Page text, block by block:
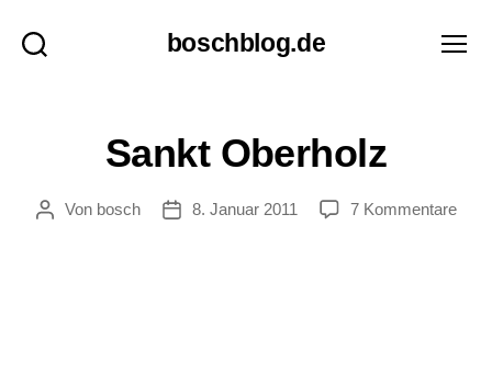
boschblog.de
KategorienSankt Oberholz
Beitragsautor
Von bosch Veröffentlichungsdatum
8. Januar 2011 7 Kommentarezu